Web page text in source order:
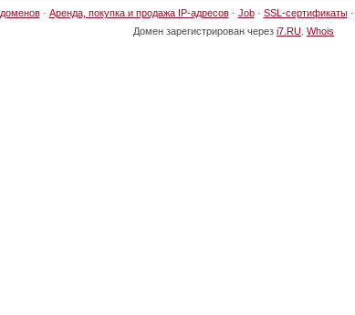
· Аренда, покупка и продажа IP-адресов· Job· SSL-сертификаты·
Домен зарегистрирован через i7.RU Whois